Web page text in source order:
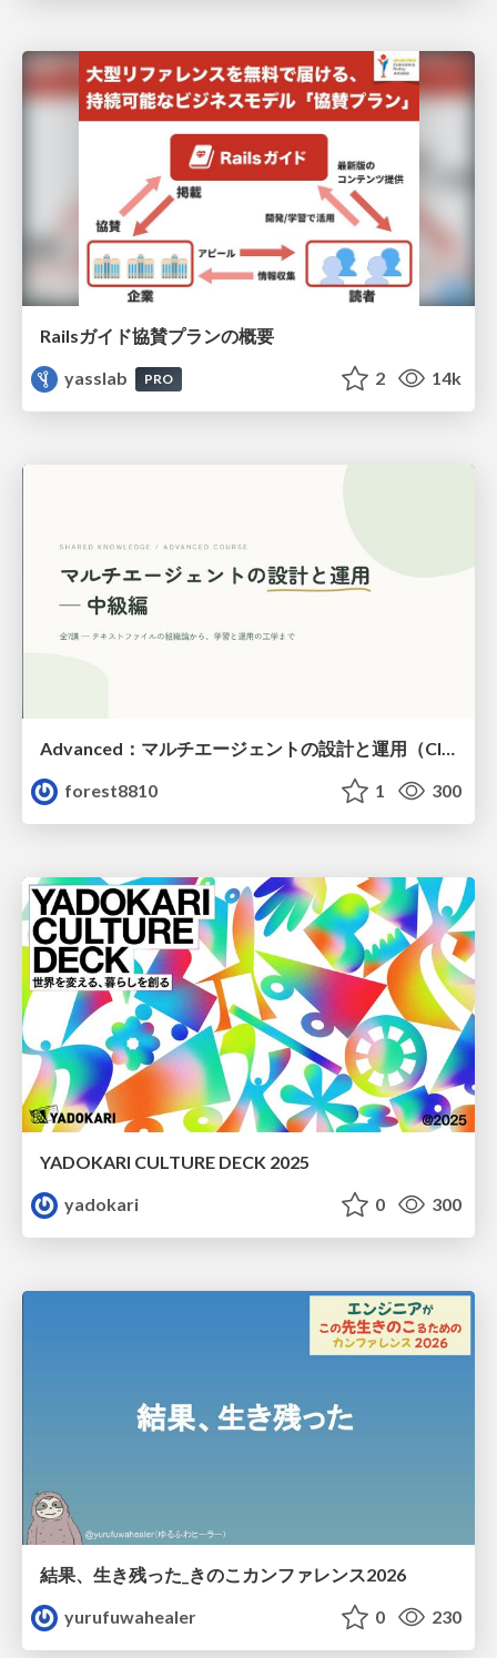
Railsガイド協賛プランの概要
yasslab
PRO 2 14k
Advanced：マルチエージェントの設計と運用（Claude Code）
forest8810
1 300
YADOKARI CULTURE DECK 2025
yadokari
0 300
結果、生き残った_きのこカンファレンス2026
yurufuwahealer
0 230